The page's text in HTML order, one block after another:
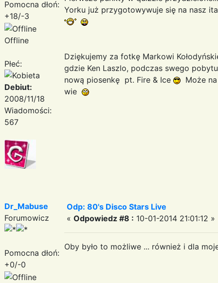
Pomocna dłoń:
+18/-3
Offline
Płeć:
Debiut:
2008/11/18
Wiadomości:
567
Yorku już przygotowywuje się na nasz
Dziękujemy za fotkę Markowi
gdzie Ken Laszlo, podczas swego
nową piosenkę pt. Fire & Ice
Może
wie
Dr_Mabuse
Forumowicz
Pomocna dłoń:
+0/-0
Odp: 80's Disco Stars Live
« Odpowiedz #8 : 10-01-2014 21:01:12 »
Oby było to możliwe ... również i dla